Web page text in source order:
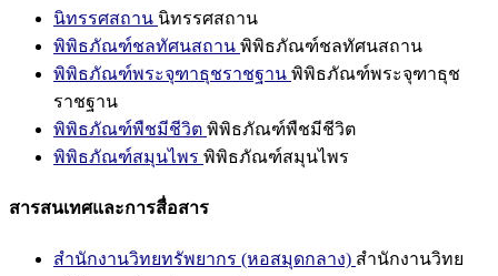
นิทรรศสถาน นิทรรศสถาน
พิพิธภัณฑ์ชลทัศนสถาน พิพิธภัณฑ์ชลทัศนสถาน
พิพิธภัณฑ์พระจุฑาธุชราชฐาน พิพิธภัณฑ์พระจุฑาธุช
ราชฐาน
พิพิธภัณฑ์พืชมีชีวิต พิพิธภัณฑ์พืชมีชีวิต
พิพิธภัณฑ์สมุนไพร พิพิธภัณฑ์สมุนไพร
สารสนเทศและการสื่อสาร
สำนักงานวิทยทรัพยากร (หอสมุดกลาง) สำนักงานวิทย